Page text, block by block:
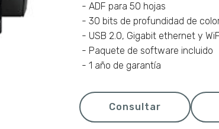
- ADF para 50 hojas
- 30 bits de profundidad de
- USB 2.0, Gigabit ethernet y
- Paquete de software incluido
- 1 año de garantía
Consultar